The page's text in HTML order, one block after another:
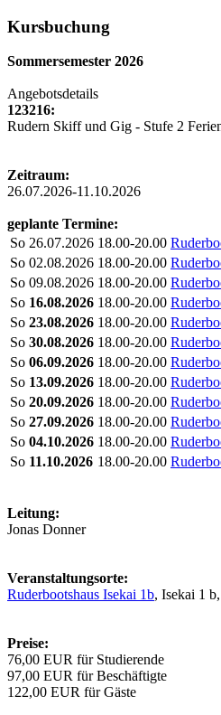
Kursbuchung
Sommersemester 2026
Angebotsdetails
123216:
Rudern Skiff und Gig - Stufe 2
Zeitraum:
26.07.2026-11.10.2026
geplante Termine:
So 26.07.2026 18.00-20.00
So 02.08.2026 18.00-20.00
So 09.08.2026 18.00-20.00
So 16.08.2026 18.00-20.00
So 23.08.2026 18.00-20.00
So 30.08.2026 18.00-20.00
So 06.09.2026 18.00-20.00
So 13.09.2026 18.00-20.00
So 20.09.2026 18.00-20.00
So 27.09.2026 18.00-20.00
So 04.10.2026 18.00-20.00
So 11.10.2026 18.00-20.00
Leitung:
Jonas Donner
Veranstaltungsorte:
Ruderbootshaus Isekai 1b, Isekai 1
Preise:
76,00 EUR für Studierende
97,00 EUR für Beschäftigte
122,00 EUR für Gäste